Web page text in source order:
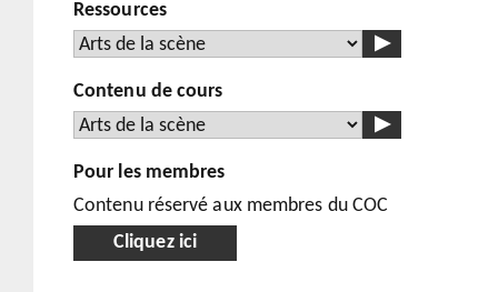
Ressources
Contenu de cours
Pour les membres
Contenu réservé aux membres du COC
Cliquez ici